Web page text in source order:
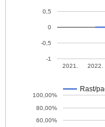
2021. 2022.
-1
-0,5
0
0,5
Rast/
60,00%
80,00%
100,00%